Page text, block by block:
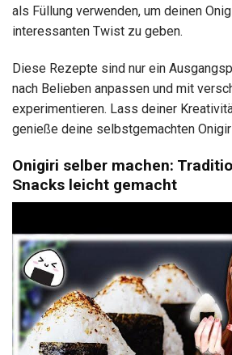
als Füllung verwenden, um deinen
interessanten Twist zu geben.
Diese Rezepte sind nur ein
nach Belieben anpassen und mit
experimentieren. Lass deiner
genieße deine selbstgemachten
Onigiri selber machen:
Snacks leicht gemacht